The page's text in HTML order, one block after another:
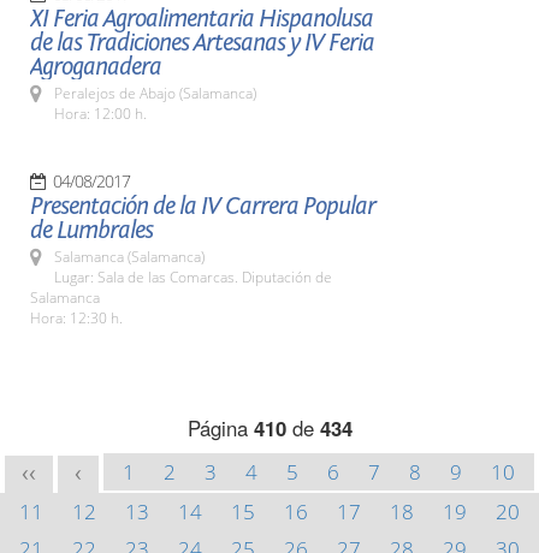
XI Feria Agroalimentaria Hispanolusa
de las Tradiciones Artesanas y IV Feria
Agroganadera
Peralejos de Abajo (Salamanca)
Hora: 12:00 h.
04/08/2017
Presentación de la IV Carrera Popular
de Lumbrales
Salamanca (Salamanca)
Lugar: Sala de las Comarcas. Diputación de
Salamanca
Hora: 12:30 h.
Página 410de 434
<< < 1 2 3 4 5 6 7 8 9
10
11
12 13 14 15 16 17 18 19
20